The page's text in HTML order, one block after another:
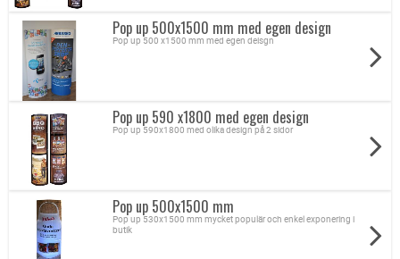
Pop up 500x1500 mm med egen design
Pop up 500 x1500 mm med egen deisgn
Pop up 590 x1800 med egen design
Pop up 590x1800 med olika design på 2 sidor
Pop up 500x1500 mm
Pop up 530x1500 mm mycket populär och enkel exponering i
butik